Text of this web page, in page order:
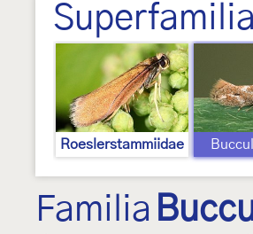
Superfamilia
Roeslerstammiidae
Familia